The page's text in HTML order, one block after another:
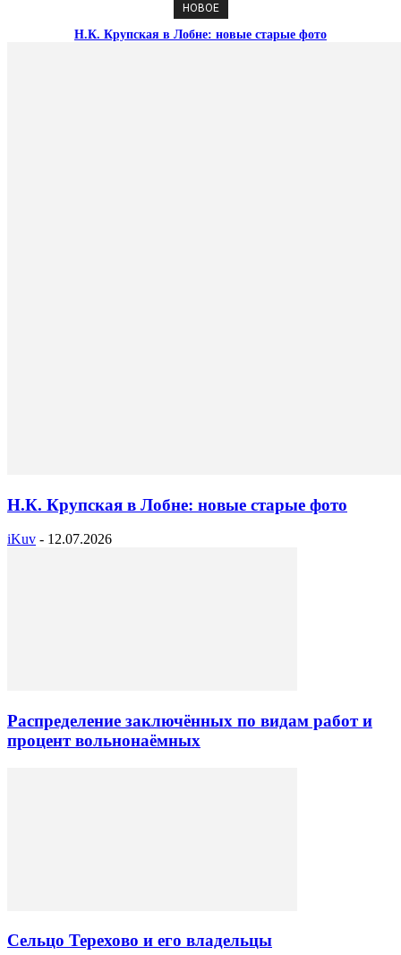
НОВОЕ
Н.К. Крупская в Лобне: новые старые фото
Н.К. Крупская в Лобне: новые старые фото
iKuv - 12.07.2026
Распределение заключённых по видам работ и
процент вольнонаёмных
Сельцо Терехово и его владельцы